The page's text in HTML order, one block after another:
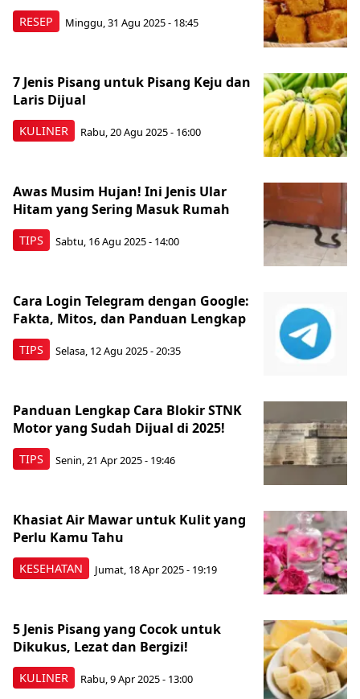
RESEP Minggu, 31 Agu 2025 - 18:45
KULINER
7 Jenis Pisang untuk Pisang Keju dan
Laris Dijual
Rabu, 20 Agu 2025 - 16:00
TIPS
Awas Musim Hujan! Ini Jenis Ular
Hitam yang Sering Masuk Rumah
Sabtu, 16 Agu 2025 - 14:00
TIPS
Cara Login Telegram dengan Google:
Fakta, Mitos, dan Panduan Lengkap
Selasa, 12 Agu 2025 - 20:35
TIPS
Panduan Lengkap Cara Blokir STNK
Motor yang Sudah Dijual di 2025!
Senin, 21 Apr 2025 - 19:46
KESEHATAN
Khasiat Air Mawar untuk Kulit yang
Perlu Kamu Tahu
Jumat, 18 Apr 2025 - 19:19
KULINER
5 Jenis Pisang yang Cocok untuk
Dikukus, Lezat dan Bergizi!
Rabu, 9 Apr 2025 - 13:00